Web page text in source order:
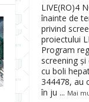
LIVE(RO)4
înainte de
privind
proiectului
Program
screening
cu boli
344478, au
în ju ... Mai